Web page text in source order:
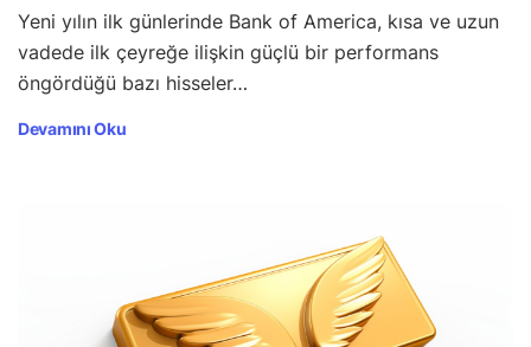
Yeni yılın ilk günlerinde Bank of America, kısa ve uzun
vadede ilk çeyreğe ilişkin güçlü bir performans
öngördüğü bazı hisseler…
Devamını Oku